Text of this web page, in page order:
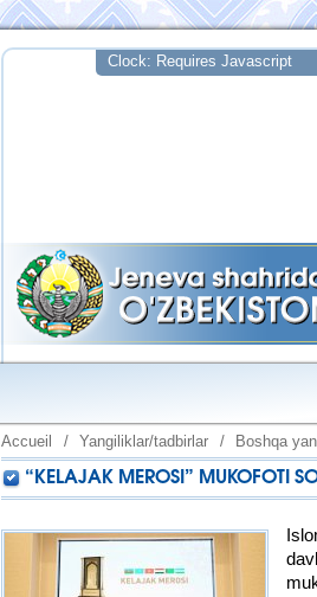
Accueil / Yangiliklar/tadbirlar / Boshqa
“KELAJAK MEROSI” MUKOFOTI